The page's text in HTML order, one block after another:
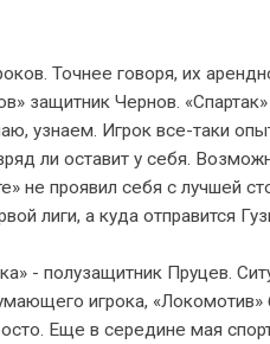
Точнее говоря, их
защитник Чернов.
узнаем. Игрок все-таки
ли оставит у себя.
не проявил себя с лучшей
лиги, а куда отправится
- полузащитник Пруцев.
игрока,
Еще в середине мая